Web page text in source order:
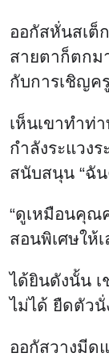
ออกัสหั่นสเต็
สายตาก็ตกม
กับการเชิญค
เห็นเขาทำท่
กำลังระแวง
สนับสนุน “ฉั
“ดูเหมือนคุณ
สอนพิเศษให้เ